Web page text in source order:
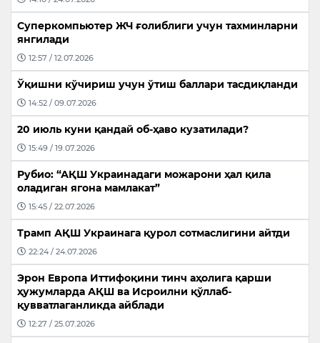
Суперкомпьютер ЖЧ ғолиблиги учун тахминларни
янгилади
12:57 / 12.07.2026
Ўқишни кўчириш учун ўтиш баллари тасдиқланди
14:52 / 09.07.2026
20 июль куни қандай об-ҳаво кузатилади?
15:49 / 19.07.2026
Рубио: “АҚШ Украинадаги можарони ҳал қила
оладиган ягона мамлакат”
15:45 / 22.07.2026
Трамп АҚШ Украинага қурол сотмаслигини айтди
22:24 / 24.07.2026
Эрон Европа Иттифоқини тинч аҳолига қарши
ҳужумларда АҚШ ва Исроилни қўллаб-
қувватлаганликда айблади
12:27 / 25.07.2026